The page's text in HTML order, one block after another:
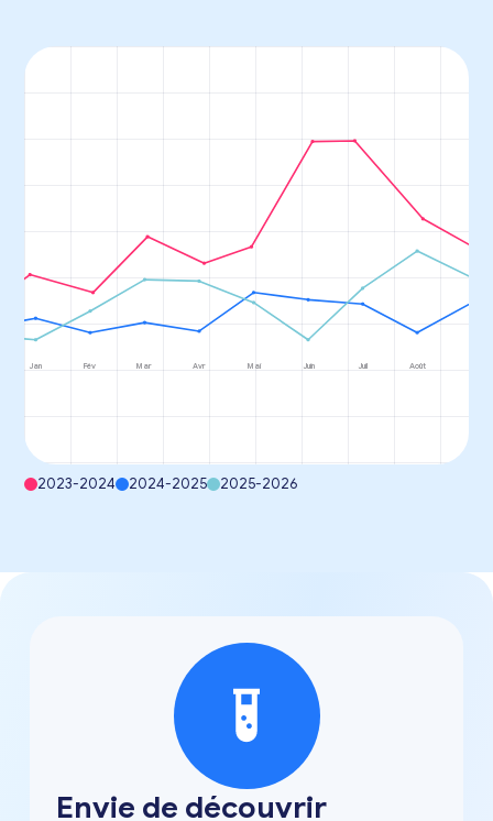
Jan Fév Mar Avr Mai Juin Juil Août
2023-2024 2024-2025 2025-2026
Envie de découvrir